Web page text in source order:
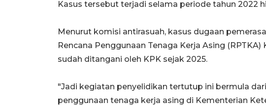
Kasus tersebut terjadi selama periode tahun 2022
Menurut komisi antirasuah, kasus dugaan
Rencana Penggunaan Tenaga Kerja Asing
sudah ditangani oleh KPK sejak 2025.
"Jadi kegiatan penyelidikan tertutup ini bermula
penggunaan tenaga kerja asing di Kementerian